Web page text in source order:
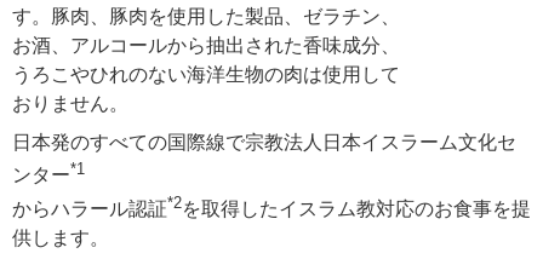
す。豚肉、豚肉を使用した製品、ゼラチン、
お酒、アルコールから抽出された香味成分、
うろこやひれのない海洋生物の肉は使用して
おりません。
日本発のすべての国際線で宗教法人日本イスラーム文化セ
ンター*1
からハラール認証*2を取得したイスラム教対応のお食事を提
供します。